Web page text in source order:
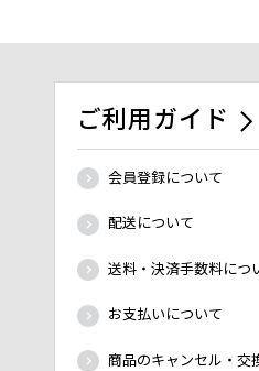
ご利用ガイド
会員登録について
配送について
送料・決済手数料につ
お支払いについて
商品のキャンセル・交